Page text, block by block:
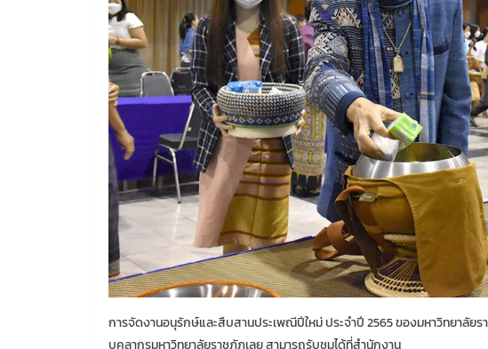
การจัดงานอนุรักษ์และสืบสานประเพณีปีใหม่ ประจำปี 2565 ของมหาวิทยาลัย
บุคลากรมหาวิทยาลัยราชภัฏเลย สามารถรับชมได้ที่สำนักงาน